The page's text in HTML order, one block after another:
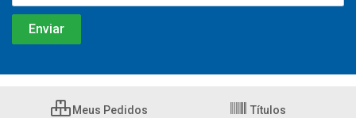
Meus Pedidos Títulos